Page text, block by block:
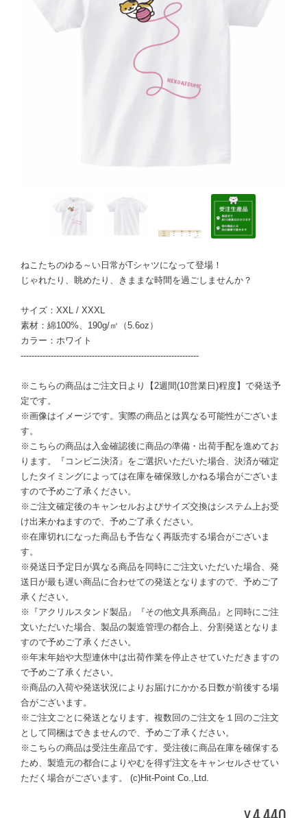
ねこたちのゆる～い日常がTシャツになって登場！
じゃれたり、眺めたり、きままな時間を過ごしませんか？
サイズ：XXL / XXXL
素材：綿100%、190g/㎡（5.6oz）
カラー：ホワイト
-----------------------------------------------------------------
※こちらの商品はご注文日より【2週間(10営業日)程度】で発送予
定です。
※画像はイメージです。実際の商品とは異なる可能性がございま
す。
※こちらの商品は入金確認後に商品の準備・出荷手配を進めてお
ります。『コンビニ決済』をご選択いただいた場合、決済が確定
したタイミングによっては在庫を確保致しかねる場合がございま
すので予めご了承ください。
※ご注文確定後のキャンセルおよびサイズ交換はシステム上お受
け出来かねますので、予めご了承ください。
※在庫切れになった商品も予告なく再販売する場合がございま
す。
※発送日予定日が異なる商品を同時にご注文いただいた場合、発
送日が最も遅い商品に合わせての発送となりますので、予めご了
承ください。
※『アクリルスタンド製品』『その他文具系商品』と同時にご注
文いただいた場合、製品の製造管理の都合上、分割発送となりま
すので予めご了承ください。
※年末年始や大型連休中は出荷作業を停止させていただきますの
で予めご了承ください。
※商品の入荷や発送状況によりお届けにかかる日数が前後する場
合がございます。
※ご注文ごとに発送となります。複数回のご注文を１回のご注文
として同梱はできませんので、予めご了承ください。
※こちらの商品は受注生産品です。受注後に商品在庫を確保する
ため、製造元の都合によりやむを得ず注文をキャンセルさせてい
ただく場合がございます。 (c)Hit-Point Co.,Ltd.